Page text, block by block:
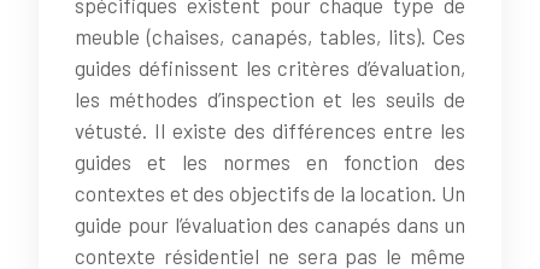
meuble (chaises, canapés, tables, lits). Ces
guides définissent les critères d’évaluation,
les méthodes d’inspection et les seuils de
vétusté. Il existe des différences entre les
guides et les normes en fonction des
contextes et des objectifs de la location. Un
guide pour l’évaluation des canapés dans un
contexte résidentiel ne sera pas le même